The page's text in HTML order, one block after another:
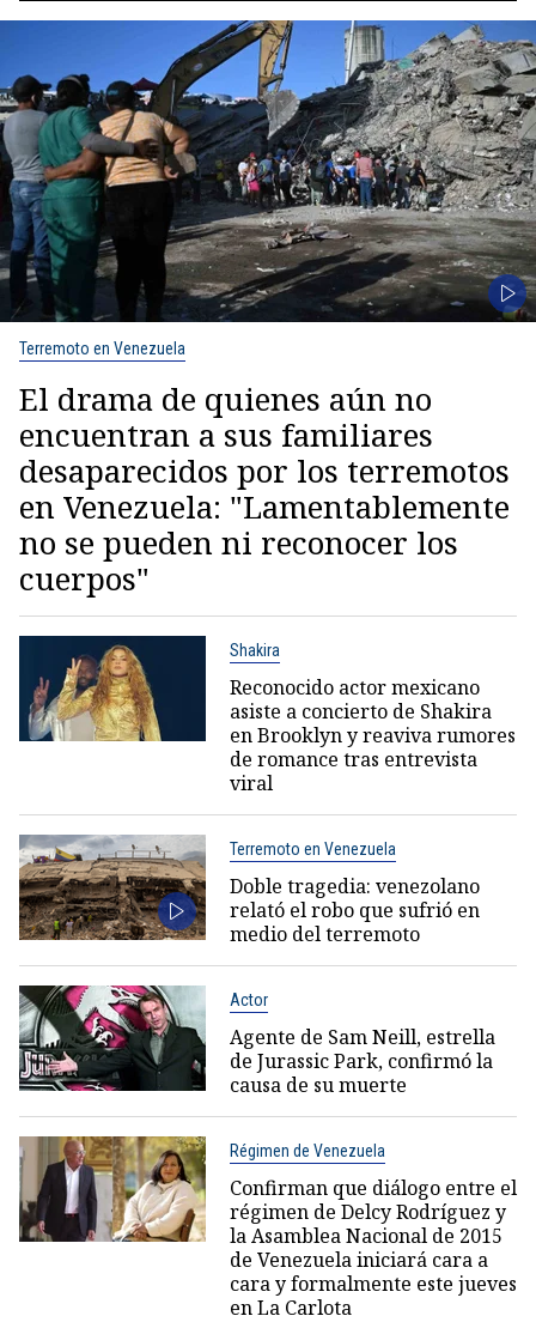
Terremoto en Venezuela
El drama de quienes aún no
encuentran a sus familiares
desaparecidos por los terremotos
en Venezuela: "Lamentablemente
no se pueden ni reconocer los
cuerpos"
Shakira
Reconocido actor mexicano
asiste a concierto de Shakira
en Brooklyn y reaviva rumores
de romance tras entrevista
viral
Terremoto en Venezuela
Doble tragedia: venezolano
relató el robo que sufrió en
medio del terremoto
Actor
Agente de Sam Neill, estrella
de Jurassic Park, confirmó la
causa de su muerte
Régimen de Venezuela
Confirman que diálogo entre el
régimen de Delcy Rodríguez y
la Asamblea Nacional de 2015
de Venezuela iniciará cara a
cara y formalmente este jueves
en La Carlota